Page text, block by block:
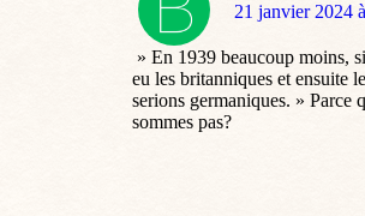
dit
21 janvier 2024
» En 1939 beaucoup moins,
eu les britanniques et ensuite
serions germaniques. » Parce
sommes pas?